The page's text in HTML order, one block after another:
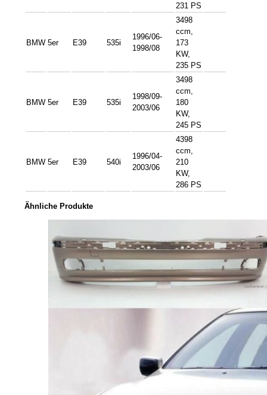
231 PS
BMW 5er E39 535i
1996/06-
1998/08
3498
ccm,
173
KW,
235 PS
BMW 5er E39 535i
1998/09-
2003/06
3498
ccm,
180
KW,
245 PS
BMW 5er E39 540i
1996/04-
2003/06
4398
ccm,
210
KW,
286 PS
Ähnliche Produkte